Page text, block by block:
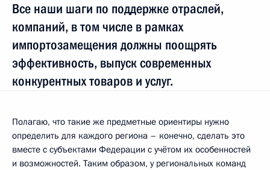
Все наши шаги по поддержке отраслей,
компаний, в том числе в рамках
импортозамещения должны поощрять
эффективность, выпуск современных
конкурентных товаров и услуг.
Полагаю, что такие же предметные ориентиры нужно
определить для каждого региона – конечно, сделать это
вместе с субъектами Федерации с учётом их особенностей
и возможностей. Таким образом, у региональных команд